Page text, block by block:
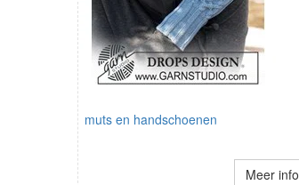
muts en handschoenen
Meer info